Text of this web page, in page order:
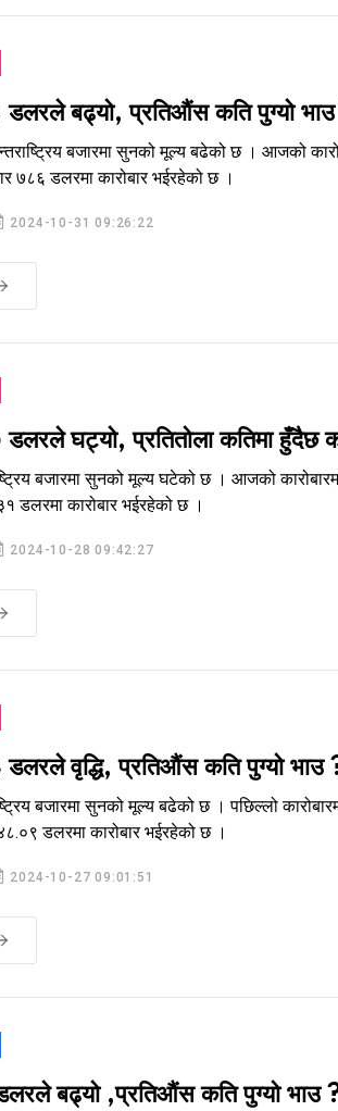
बढ्यो, प्रतिऔंस कति पुग्यो
बजारमा सुनको मूल्य बढेको छ । आजको
७८६ डलरमा कारोबार भईरहेको छ ।
2024-10-31 09:26:22
घट्यो, प्रतितोला कतिमा हुँदैछ
बजारमा सुनको मूल्य घटेको छ । आजको
डलरमा कारोबार भईरहेको छ ।
2024-10-28 09:42:27
वृद्धि, प्रतिऔंस कति पुग्यो भाउ
बजारमा सुनको मूल्य बढेको छ । पछिल्लो
डलरमा कारोबार भईरहेको छ ।
2024-10-27 09:01:51
बढ्यो ,प्रतिऔंस कति पुग्यो भाउ